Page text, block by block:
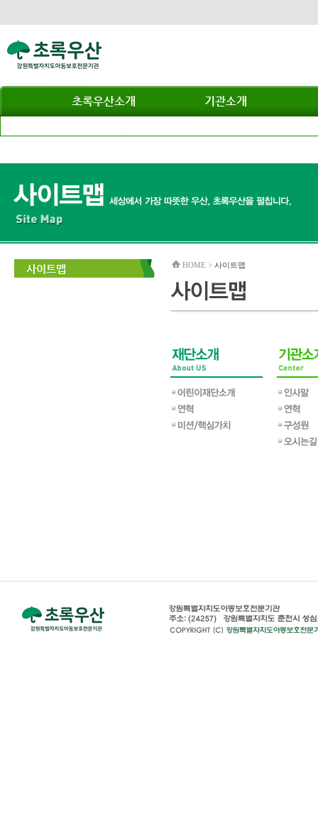
초록우산소개 기관소개
사이트맵 HOME > 사이트맵